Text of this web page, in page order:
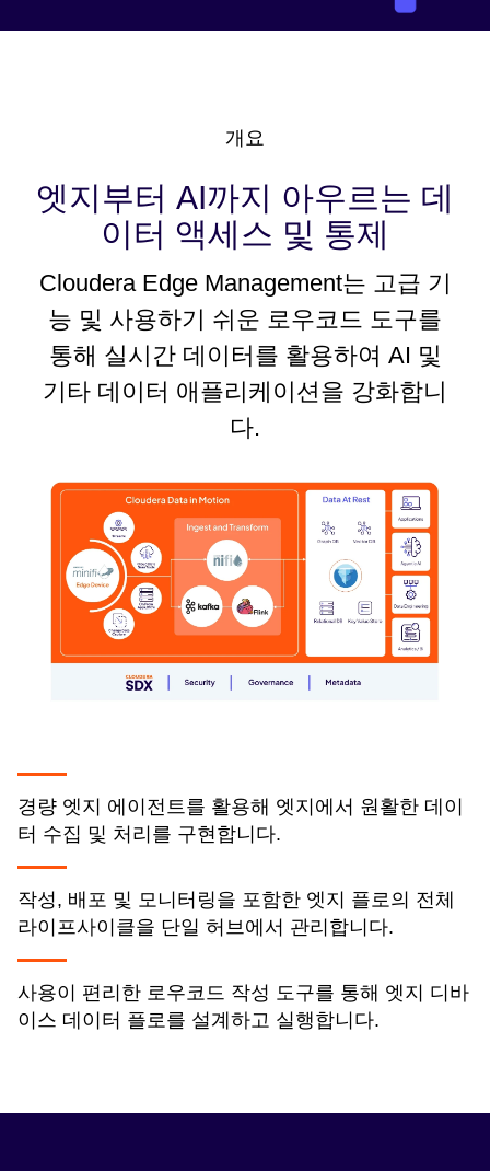
개요
엣지부터 AI까지 아우르는 데
이터 액세스 및 통제
Cloudera Edge Management는 고급 기
능 및 사용하기 쉬운 로우코드 도구를
통해 실시간 데이터를 활용하여 AI 및
기타 데이터 애플리케이션을 강화합니
다.
경량 엣지 에이전트를 활용해 엣지에서 원활한 데이
터 수집 및 처리를 구현합니다.
작성, 배포 및 모니터링을 포함한 엣지 플로의 전체
라이프사이클을 단일 허브에서 관리합니다.
사용이 편리한 로우코드 작성 도구를 통해 엣지 디바
이스 데이터 플로를 설계하고 실행합니다.